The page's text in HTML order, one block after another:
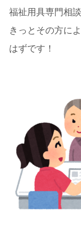
福祉用具専門相
きっとその方に
はずです！